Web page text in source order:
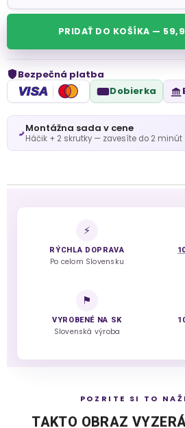
PRIDAŤ DO KOŠÍKA —
Bezpečná platba
VISA Dobierka
Montážna sada v cene
Háčik + 2 skrutky — zavesíte do 2 minút
⚡
RÝCHLA DOPRAVA
Po celom Slovensku
⚑
VYROBENÉ NA SK
Slovenská výroba
POZRITE SI TO
TAKTO OBRAZ